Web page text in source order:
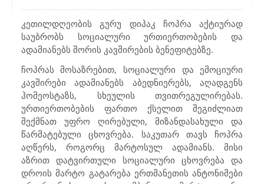
კეთილდღეობის გურუ დიპაკ ჩოპრა აქტიურად
საუბრობს სოციალური ურთიერთობების და
ადამიანებს შორის კავშირების ბენეფიტებზე.
ჩოპრას მოსაზრებით, სოციალური და ემოციური
კავშირები ადამიანებს აბედნიერებს, აღადგენს
ჰომეოსტაზს, სხეულის თვითრეგულირებას.
ურთიერთობების ფართო ქსელით შეგიძლიათ
შექმნათ უფრო ღირებული, მიზანდასახული და
წარმატებული ცხოვრება. საკუთარ თავს ჩოპრა
აღწერს, როგორც მარტოსულ ადამიანს. მისი
აზრით დატვირთული სოციალური ცხოვრება და
დროის მარტო გატარება ერთმანეთის ანტონიმები